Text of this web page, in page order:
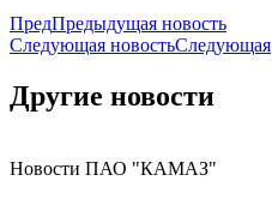
ПредПредыдущая новость
Следующая новостьСледующая
Другие новости
Новости ПАО "КАМАЗ"